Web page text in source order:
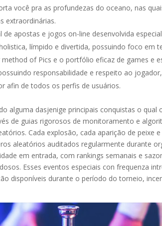
você pra as profundezas do oceano, nas
extraordinárias.
apostas e jogos on-line desenvolvida
límpido e divertida, possuindo foco em
of Pics e o portfólio eficaz de games e
responsabilidade e respeito ao
afin de todos os perfis de usuários.
alguma dasjenige principais conquistas o qual
de guias rigorosos de monitoramento e
Cada explosão, cada aparição de peixe
aleatórios auditados regularmente durante
em entrada, com rankings semanais e
Esses eventos especiais con frequenza
disponíveis durante o período do torneio,